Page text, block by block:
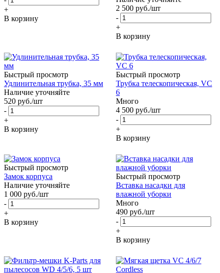
+
В корзину
2 500 руб./шт
-
+
В корзину
Быстрый просмотр
Удлинительная трубка, 35 мм
Наличие уточняйте
520 руб./шт
-
+
В корзину
Быстрый просмотр
Трубка телескопическая, VC
6
Много
4 500 руб./шт
-
+
В корзину
Быстрый просмотр
Замок корпуса
Наличие уточняйте
1 000 руб./шт
-
+
В корзину
Быстрый просмотр
Вставка насадки для
влажной уборки
Много
490 руб./шт
-
+
В корзину